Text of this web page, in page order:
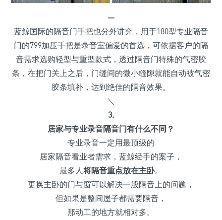
—
蓝鲸国际的隔音门手把也分外讲究，用于180型专业隔音
门的799加压手把是录音室偏爱的首选，可依据客户的隔
音需求选购轻型与重型款式，透过隔音门特殊的气密胶
条，在把门关上之后，门缝间的微小缝隙就能自动被气密
胶条填补，达到绝佳的隔音效果。
＼
3.
居家与专业录音隔音门有什么不同？
专业录音一定用最顶级的
居家隔音看业者需求，蓝鲸经手的案子，
最多人将隔音重点放在主卧。
更换主卧的门与窗可以解决一般隔音上的问题，
但如果是整间屋子都需要隔音，
那动工的地方就相对多。